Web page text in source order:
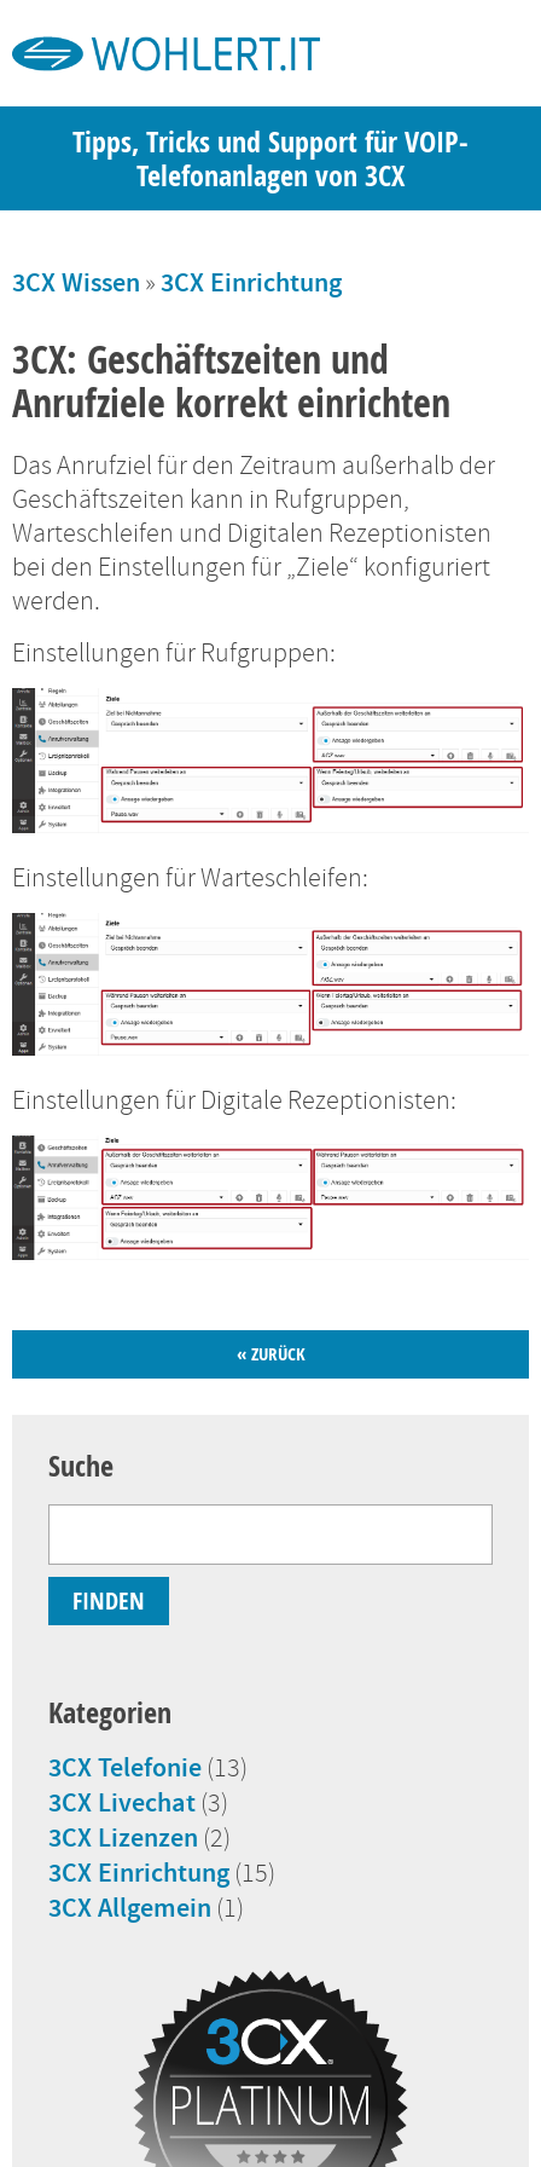
Tipps, Tricks und Support für VOIP-
Telefonanlagen von 3CX
3CX Wissen »3CX Einrichtung
3CX: Geschäftszeiten und
Anrufziele korrekt einrichten
Das Anrufziel für den Zeitraum außerhalb der
Geschäftszeiten kann in Rufgruppen,
Warteschleifen und Digitalen Rezeptionisten
bei den Einstellungen für „Ziele“ konfiguriert
werden.
Einstellungen für Rufgruppen:
Einstellungen für Warteschleifen:
Einstellungen für Digitale Rezeptionisten:
« ZURÜCK
Suche
Kategorien
3CX Telefonie (13)
3CX Livechat (3)
3CX Lizenzen (2)
3CX Einrichtung (15)
3CX Allgemein (1)